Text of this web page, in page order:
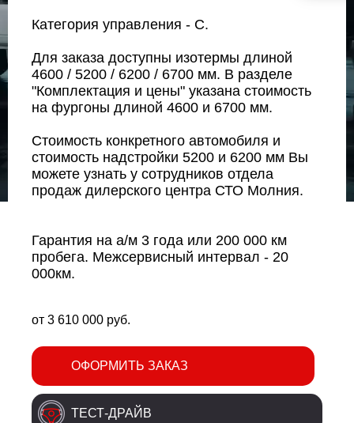
Категория управления - С.
Для заказа доступны изотермы длиной
4600 / 5200 / 6200 / 6700 мм. В разделе
"Комплектация и цены" указана стоимость
на фургоны длиной 4600 и 6700 мм.
Стоимость конкретного автомобиля и
стоимость надстройки 5200 и 6200 мм Вы
можете узнать у сотрудников отдела
продаж дилерского центра СТО Молния.
Гарантия на а/м 3 года или 200 000 км
пробега. Межсервисный интервал - 20
000км.
от 3 610 000 руб.
ОФОРМИТЬ ЗАКАЗ
ТЕСТ-ДРАЙВ